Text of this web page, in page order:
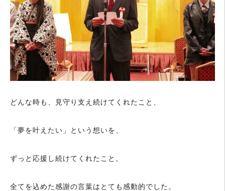
どんな時も、見守り支え続けてくれたこと、
「夢を叶えたい」という想いを、
ずっと応援し続けてくれたこと。
全てを込めた感謝の言葉はとても感動的でした。